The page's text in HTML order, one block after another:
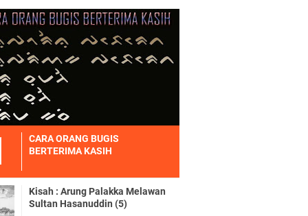
CARA ORANG BUGIS
BERTERIMA KASIH
Kisah : Arung Palakka Melawan
Sultan Hasanuddin (5)